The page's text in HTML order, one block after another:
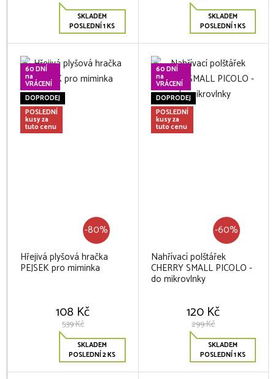
SKLADEM
POSLEDNÍ 1 KS
SKLADEM
POSLEDNÍ 1 KS
60 DNÍ
na
VRÁCENÍ
DOPRODEJ
POSLEDNÍ
kusy za
tuto cenu
-80%
Hřejivá plyšová hračka
PEJSEK pro miminka
108 Kč
539 Kč
SKLADEM
POSLEDNÍ 2 KS
60 DNÍ
na
VRÁCENÍ
DOPRODEJ
POSLEDNÍ
kusy za
tuto cenu
-60%
Nahřívací polštářek
CHERRY SMALL PICOLO -
do mikrovlnky
120 Kč
299 Kč
SKLADEM
POSLEDNÍ 1 KS